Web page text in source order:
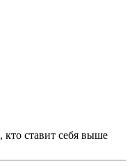
кто ставит себя выше